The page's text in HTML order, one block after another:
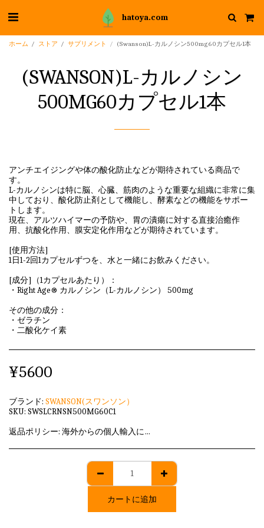
hatoya.com
ホーム ストア サプリメント (Swanson)L-カルノシン500mg60カプセル1本
(SWANSON)L-カルノシン
500MG60カプセル1本
アンチエイジングや体の酸化防止などが期待されている商品で
す。
L-カルノシンは特に脳、心臓、筋肉のような重要な組織に非常に集
中しており、酸化防止剤として機能し、酵素などの機能をサポー
トします。
現在、アルツハイマーの予防や、胃の潰瘍に対する直接治癒作
用、抗酸化作用、膜安定化作用などが期待されています。
[使用方法]
1日1-2回1カプセルずつを、水と一緒にお飲みください。
[成分]（1カプセルあたり）：
・Right Age® カルノシン（L-カルノシン） 500mg
その他の成分：
・ゼラチン
・二酸化ケイ素
¥5600
ブランド: SWANSON(スワンソン）
SKU: SWSLCRNSN500MG60C1
返品ポリシー: 海外からの個人輸入に該当しますため、発送後のキャンセル・返品はいずれも承れません。
カートに追加